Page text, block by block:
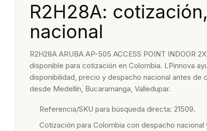
R2H28A:
nacional
R2H28A ARUBA AP-505 ACCESS POINT INDOOR
disponible para cotización en Colombia. LPinnova
disponibilidad, precio y despacho nacional antes
desde Medellín, Bucaramanga, Valledupar.
Referencia/SKU para búsqueda directa: 21509.
Cotización para Colombia con despacho